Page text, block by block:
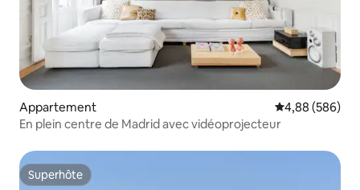
Appartement Évaluation
4,88 (586)
En plein centre de Madrid avec vidéoprojecteur
Superhôte
Superhôte